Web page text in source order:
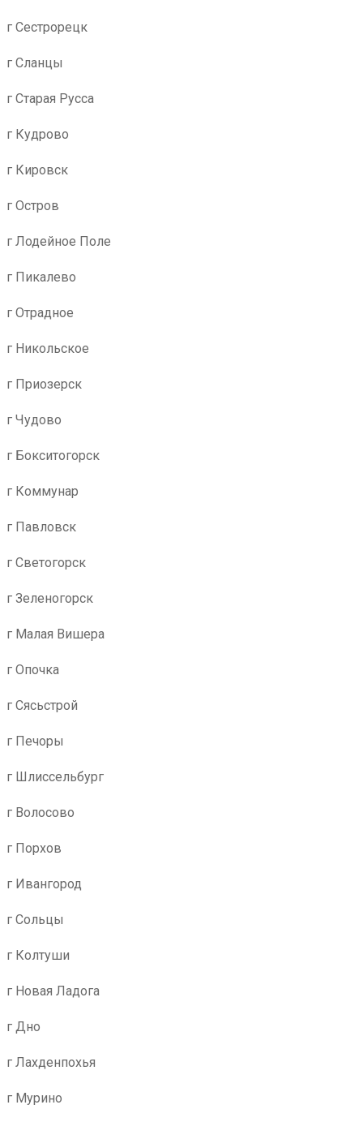
г Сестрорецк
г Сланцы
г Старая Русса
г Кудрово
г Кировск
г Остров
г Лодейное Поле
г Пикалево
г Отрадное
г Никольское
г Приозерск
г Чудово
г Бокситогорск
г Коммунар
г Павловск
г Светогорск
г Зеленогорск
г Малая Вишера
г Опочка
г Сясьстрой
г Печоры
г Шлиссельбург
г Волосово
г Порхов
г Ивангород
г Сольцы
г Колтуши
г Новая Ладога
г Дно
г Лахденпохья
г Мурино